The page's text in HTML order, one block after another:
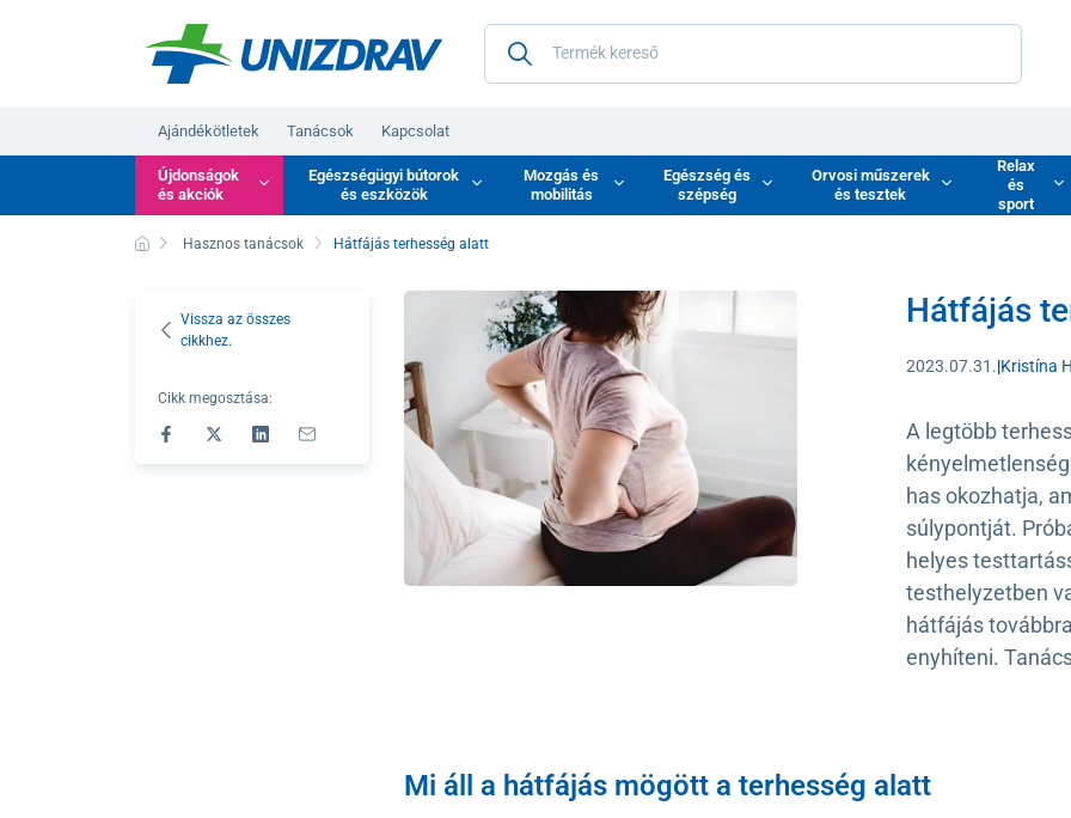
Ajándékötletek Tanácsok Kapcsolat
Újdonságok
és akciók
Egészségügyi bútorok
és eszközök
Mozgás és
mobilitás
Egészség és
szépség
Orvosi műszerek
és tesztek
Relax
és
sport
Hasznos tanácsok Hátfájás terhesség alatt
Vissza az összes
cikkhez.
Cikk megosztása:
Hátfájás
2023.07.31.|Kristína
A legtöbb
has okozhatja,
súlypontját.
helyes
testhelyzetben
hátfájás
enyhíteni.
Mi áll a hátfájás mögött a terhesség alatt